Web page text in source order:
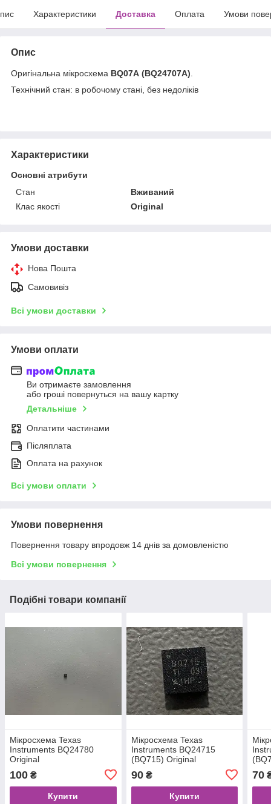
Характеристики Доставка Оплата Умови
Опис
Оригінальна мікросхема BQ07A (BQ24707A)
Технічний стан: в робочому стані, без недоліків
Характеристики
Основні атрибути
Стан
Вживаний
Клас якості
Original
Умови доставки
Нова Пошта
Самовивіз
Всі умови доставки
Умови оплати
Ви отримаєте замовлення
або гроші повернуться на вашу картку
Детальніше
Оплатити частинами
Післяплата
Оплата на рахунок
Всі умови оплати
Умови повернення
Повернення товару впродовж 14 днів за домовленістю
Всі умови повернення
Подібні товари компанії
Мікросхема Texas
Instruments BQ24780
Original
100 ₴
Купити
Мікросхема Texas
Instruments BQ24715
(BQ715) Original
90₴
Купити
70